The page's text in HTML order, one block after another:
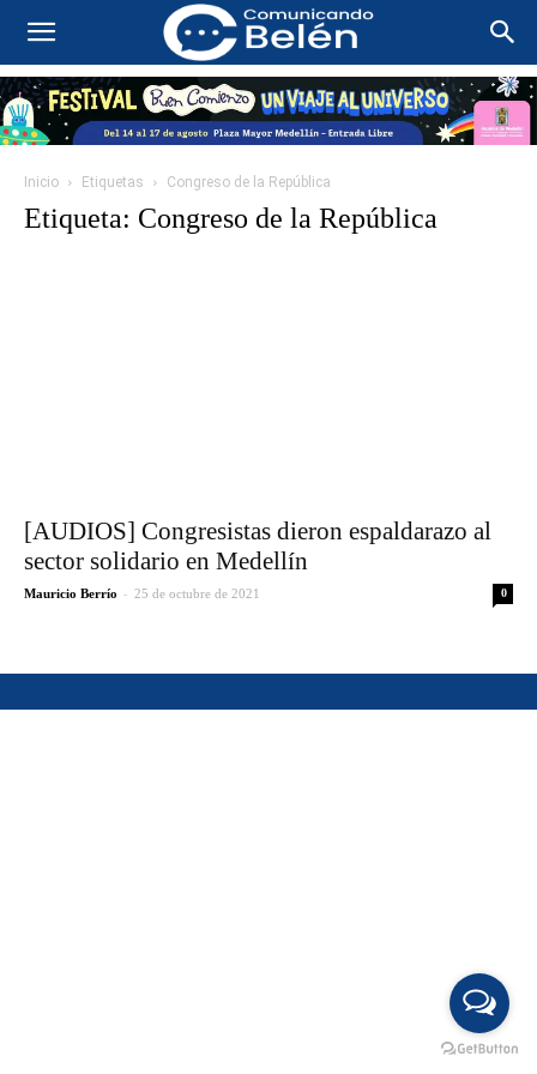
Inicio Etiquetas Congreso de la República
Etiqueta: Congreso de la República
[AUDIOS] Congresistas dieron espaldarazo al
sector solidario en Medellín
Mauricio Berrío - 25 de octubre de 2021 0